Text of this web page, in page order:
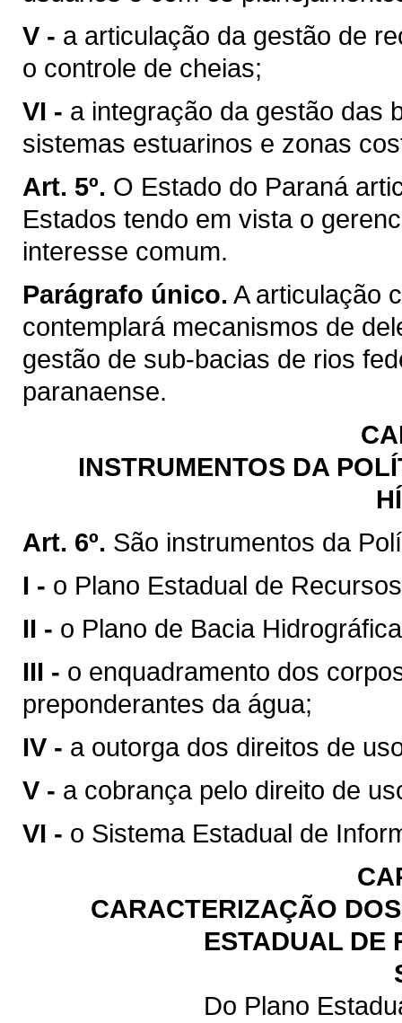
V - a articulação da gestão de
o controle de cheias;
VI - a integração da gestão das
sistemas estuarinos e zonas
Art. 5º. O Estado do Paraná
Estados tendo em vista o
interesse comum.
Parágrafo único. A articulação
contemplará mecanismos de
gestão de sub-bacias de rios
paranaense.
INSTRUMENTOS DA
Art. 6º. São instrumentos da
I - o Plano Estadual de
II - o Plano de Bacia
III - o enquadramento dos
preponderantes da água;
IV - a outorga dos direitos de
V - a cobrança pelo direito de
VI - o Sistema Estadual de
CARACTERIZAÇÃO
ESTADUAL DE
Do Plano